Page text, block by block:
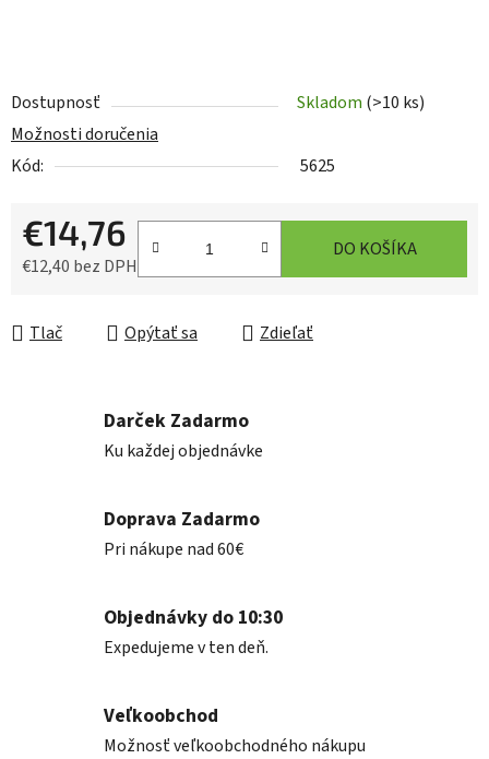
Dostupnosť Skladom (>10 ks)
Možnosti doručenia
Kód:
5625
€14,76
€12,40 bez DPH
DO KOŠÍKA
Tlač Opýtať sa Zdieľať
Darček Zadarmo
Ku každej objednávke
Doprava Zadarmo
Pri nákupe nad 60€
Objednávky do 10:30
Expedujeme v ten deň.
Veľkoobchod
Možnosť veľkoobchodného nákupu